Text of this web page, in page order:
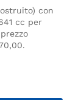
con
cc per